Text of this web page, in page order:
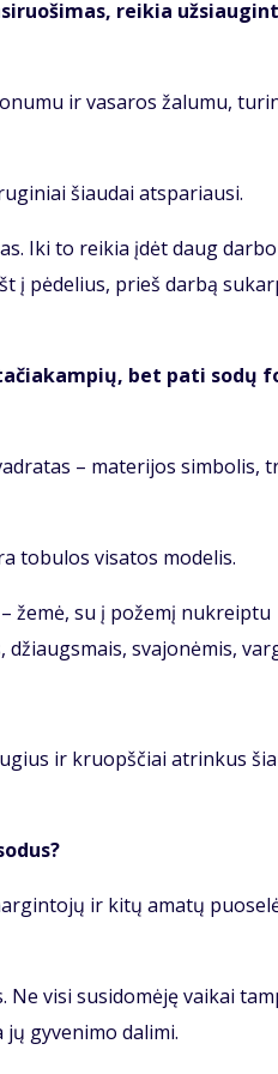
rei­kia
ir va­sa­ros ža­lu­mu,
šiau­dai at­spa­riau­si.
Iki to rei­kia įdėt daug dar­bo
į pė­de­lius, prieš dar­bą
bet pa­ti so­dų
– ma­te­ri­jos sim­bo­lis,
to­bu­los vi­sa­tos mo­de­lis.
že­mė, su į po­že­mį nu­kreip­tu
sva­jo­nė­mis,
ir kruopš­čiai at­rin­kus
ir ki­tų ama­tų
vi­si su­si­do­mė­ję vai­kai
gy­ve­ni­mo da­li­mi.